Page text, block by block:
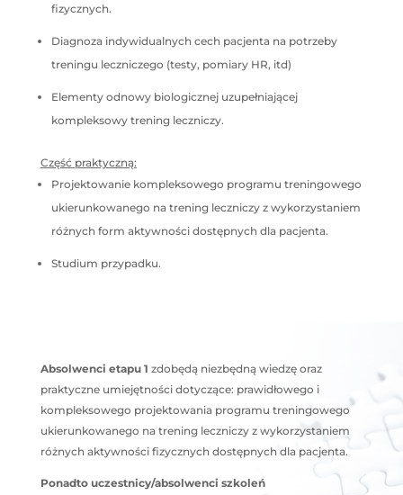
fizycznych.
Diagnoza indywidualnych cech pacjenta na potrzeby
treningu leczniczego (testy, pomiary HR, itd)
Elementy odnowy biologicznej uzupełniającej
kompleksowy trening leczniczy.
Część praktyczną:
Projektowanie kompleksowego programu treningowego
ukierunkowanego na trening leczniczy z wykorzystaniem
różnych form aktywności dostępnych dla pacjenta.
Studium przypadku.
Absolwenci etapu 1 zdobędą niezbędną wiedzę oraz
praktyczne umiejętności dotyczące: prawidłowego i
kompleksowego projektowania programu treningowego
ukierunkowanego na trening leczniczy z wykorzystaniem
różnych aktywności fizycznych dostępnych dla pacjenta.
Ponadto uczestnicy/absolwenci szkoleń